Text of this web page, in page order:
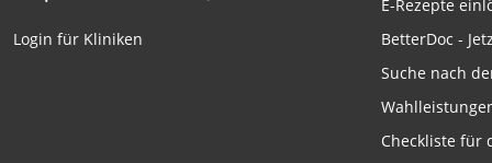
Login für Kliniken
E-Rezepte
BetterDoc -
Suche nach
Checkliste für